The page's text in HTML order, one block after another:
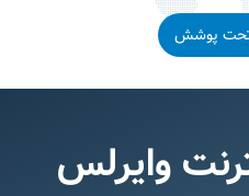
پوشش
وایرلس